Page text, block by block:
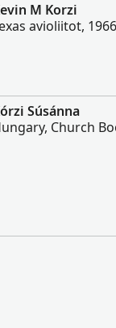
M Korzi
avioliitot,
Súsánna
Church